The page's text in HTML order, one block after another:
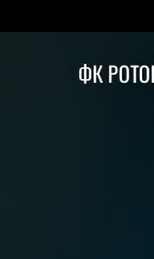
ФК